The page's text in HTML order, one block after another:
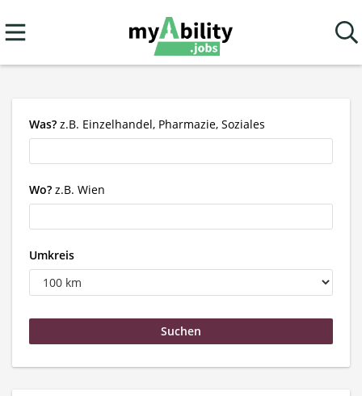
Was? z.B. Einzelhandel, Pharmazie, Soziales
Wo? z.B. Wien
Umkreis